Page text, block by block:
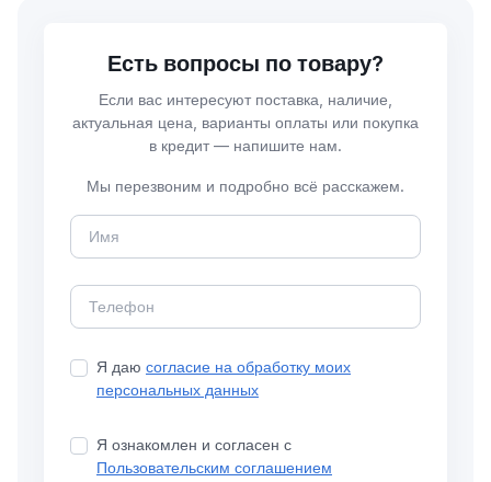
Есть вопросы по товару?
Если вас интересуют поставка, наличие,
актуальная цена, варианты оплаты или покупка
в кредит — напишите нам.
Мы перезвоним и подробно всё расскажем.
Я даю согласие на обработку моих
персональных данных
Я ознакомлен и согласен с
Пользовательским соглашением